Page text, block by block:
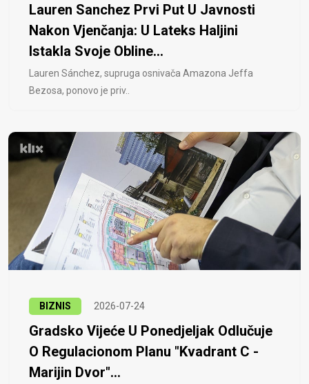
Lauren Sanchez Prvi Put U Javnosti
Nakon Vjenčanja: U Lateks Haljini
Istakla Svoje Obline...
Lauren Sánchez, supruga osnivača Amazona Jeffa
Bezosa, ponovo je priv..
BIZNIS 2026-07-24
Gradsko Vijeće U Ponedjeljak Odlučuje
O Regulacionom Planu "Kvadrant C -
Marijin Dvor"...